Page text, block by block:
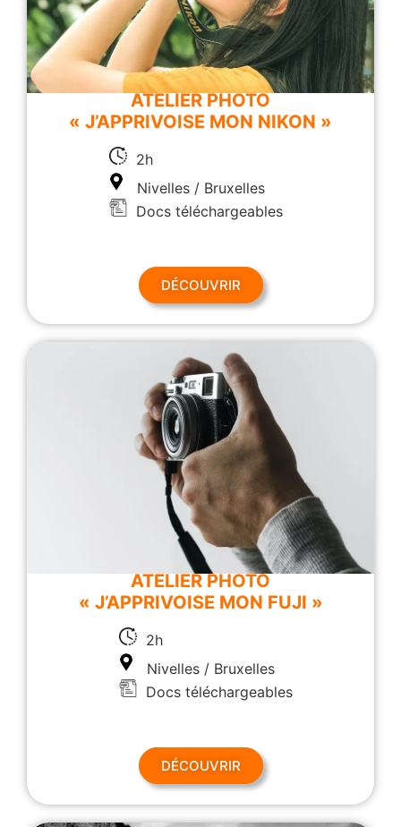
ATELIER PHOTO
« J’APPRIVOISE MON NIKON »
2h
Nivelles / Bruxelles
Docs téléchargeables
DÉCOUVRIR
ATELIER PHOTO
« J’APPRIVOISE MON FUJI »
2h
Nivelles / Bruxelles
Docs téléchargeables
DÉCOUVRIR